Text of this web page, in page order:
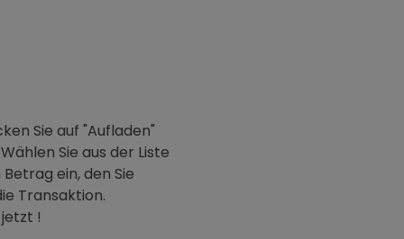
Sie auf "Aufladen"
Sie aus der Liste
ein, den Sie
Transaktion.
!